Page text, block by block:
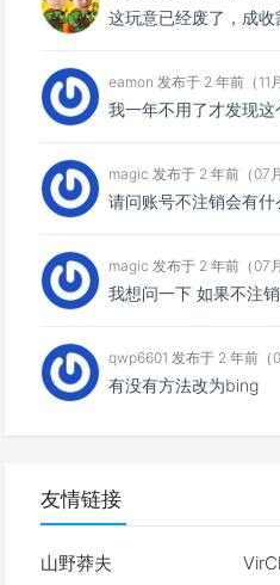
eamon 发布于 2 年前（11
magic 发布于 2 年前（07
请问账号不注销会有什
magic 发布于 2 年前（07
我想问一下 如果不注
qwp6601 发布于 2 年前（
有没有方法改为bing
友情链接
山野莽夫